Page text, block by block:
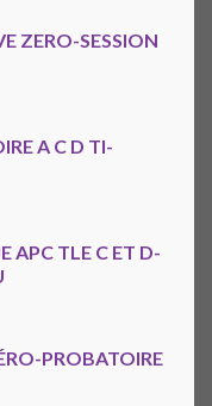
ZERO-SESSION
A C D TI-
APC TLE C ET D-
PROBATOIRE